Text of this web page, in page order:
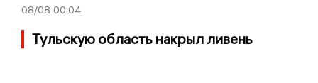
08/08 00:04
Тульскую область накрыл ливень